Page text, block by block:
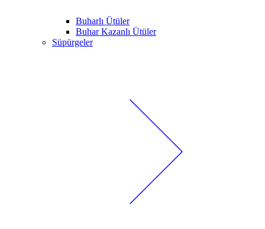
Buharlı Ütüler
Buhar Kazanlı Ütüler
Süpürgeler